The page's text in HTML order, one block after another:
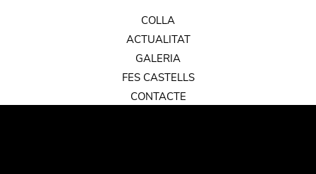
COLLA
ACTUALITAT
GALERIA
FES CASTELLS
CONTACTE